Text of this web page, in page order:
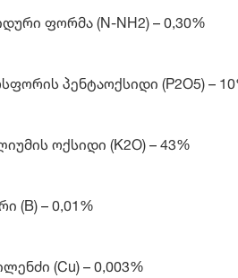
ფორმა (N-NH2) – 0,30%
პენტაოქსიდი (P2O5) –
ოქსიდი (K2O) – 43%
(B) – 0,01%
(Cu) – 0,003%